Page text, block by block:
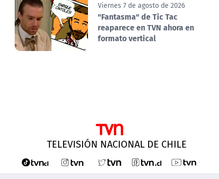
Viernes 7 de agosto de 2026
"Fantasma" de Tic Tac
reaparece en TVN ahora en
formato vertical
TELEVISIÓN NACIONAL DE CHILE